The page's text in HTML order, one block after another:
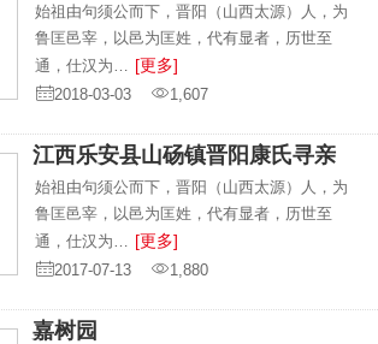
始祖由句须公而下，晋阳（山西太源）人，为
鲁匡邑宰，以邑为匡姓，代有显者，历世至
通，仕汉为…
[更多]
2018-03-03 1,607
江西乐安县山砀镇晋阳康氏寻亲
始祖由句须公而下，晋阳（山西太源）人，为
鲁匡邑宰，以邑为匡姓，代有显者，历世至
通，仕汉为…
[更多]
2017-07-13 1,880
嘉树园